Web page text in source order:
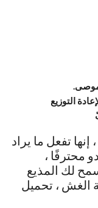
تفعل ما يراد
محترفًا ،
لك المذيع
الغش ، تحميل